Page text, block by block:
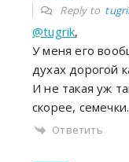
Reply to
@tugrik,
У меня его
духах дорогой
И не такая уж
скорее, семечки.
Ответить